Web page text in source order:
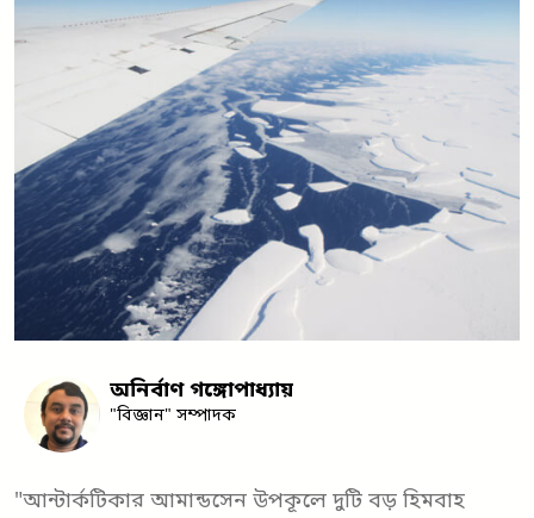
অনির্বাণ গঙ্গোপাধ্যায়
"বিজ্ঞান" সম্পাদক
"আন্টার্কটিকার আমান্ডসেন উপকূলে দুটি বড় হিমবাহ